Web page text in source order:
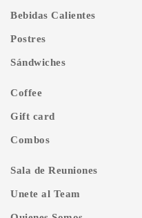
Bebidas Calientes
Postres
Sándwiches
Coffee
Gift card
Combos
Sala de Reuniones
Unete al Team